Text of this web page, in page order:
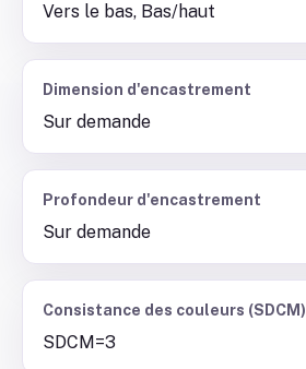
Vers le bas, Bas/haut
Dimension d'encastrement
Sur demande
Profondeur d'encastrement
Sur demande
Consistance des couleurs (SDCM)
SDCM=3